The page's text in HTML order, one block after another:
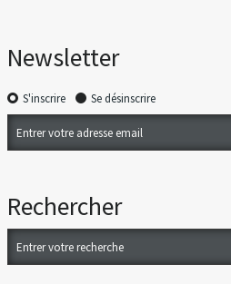
Newsletter
S'inscrire Se désinscrire
Rechercher